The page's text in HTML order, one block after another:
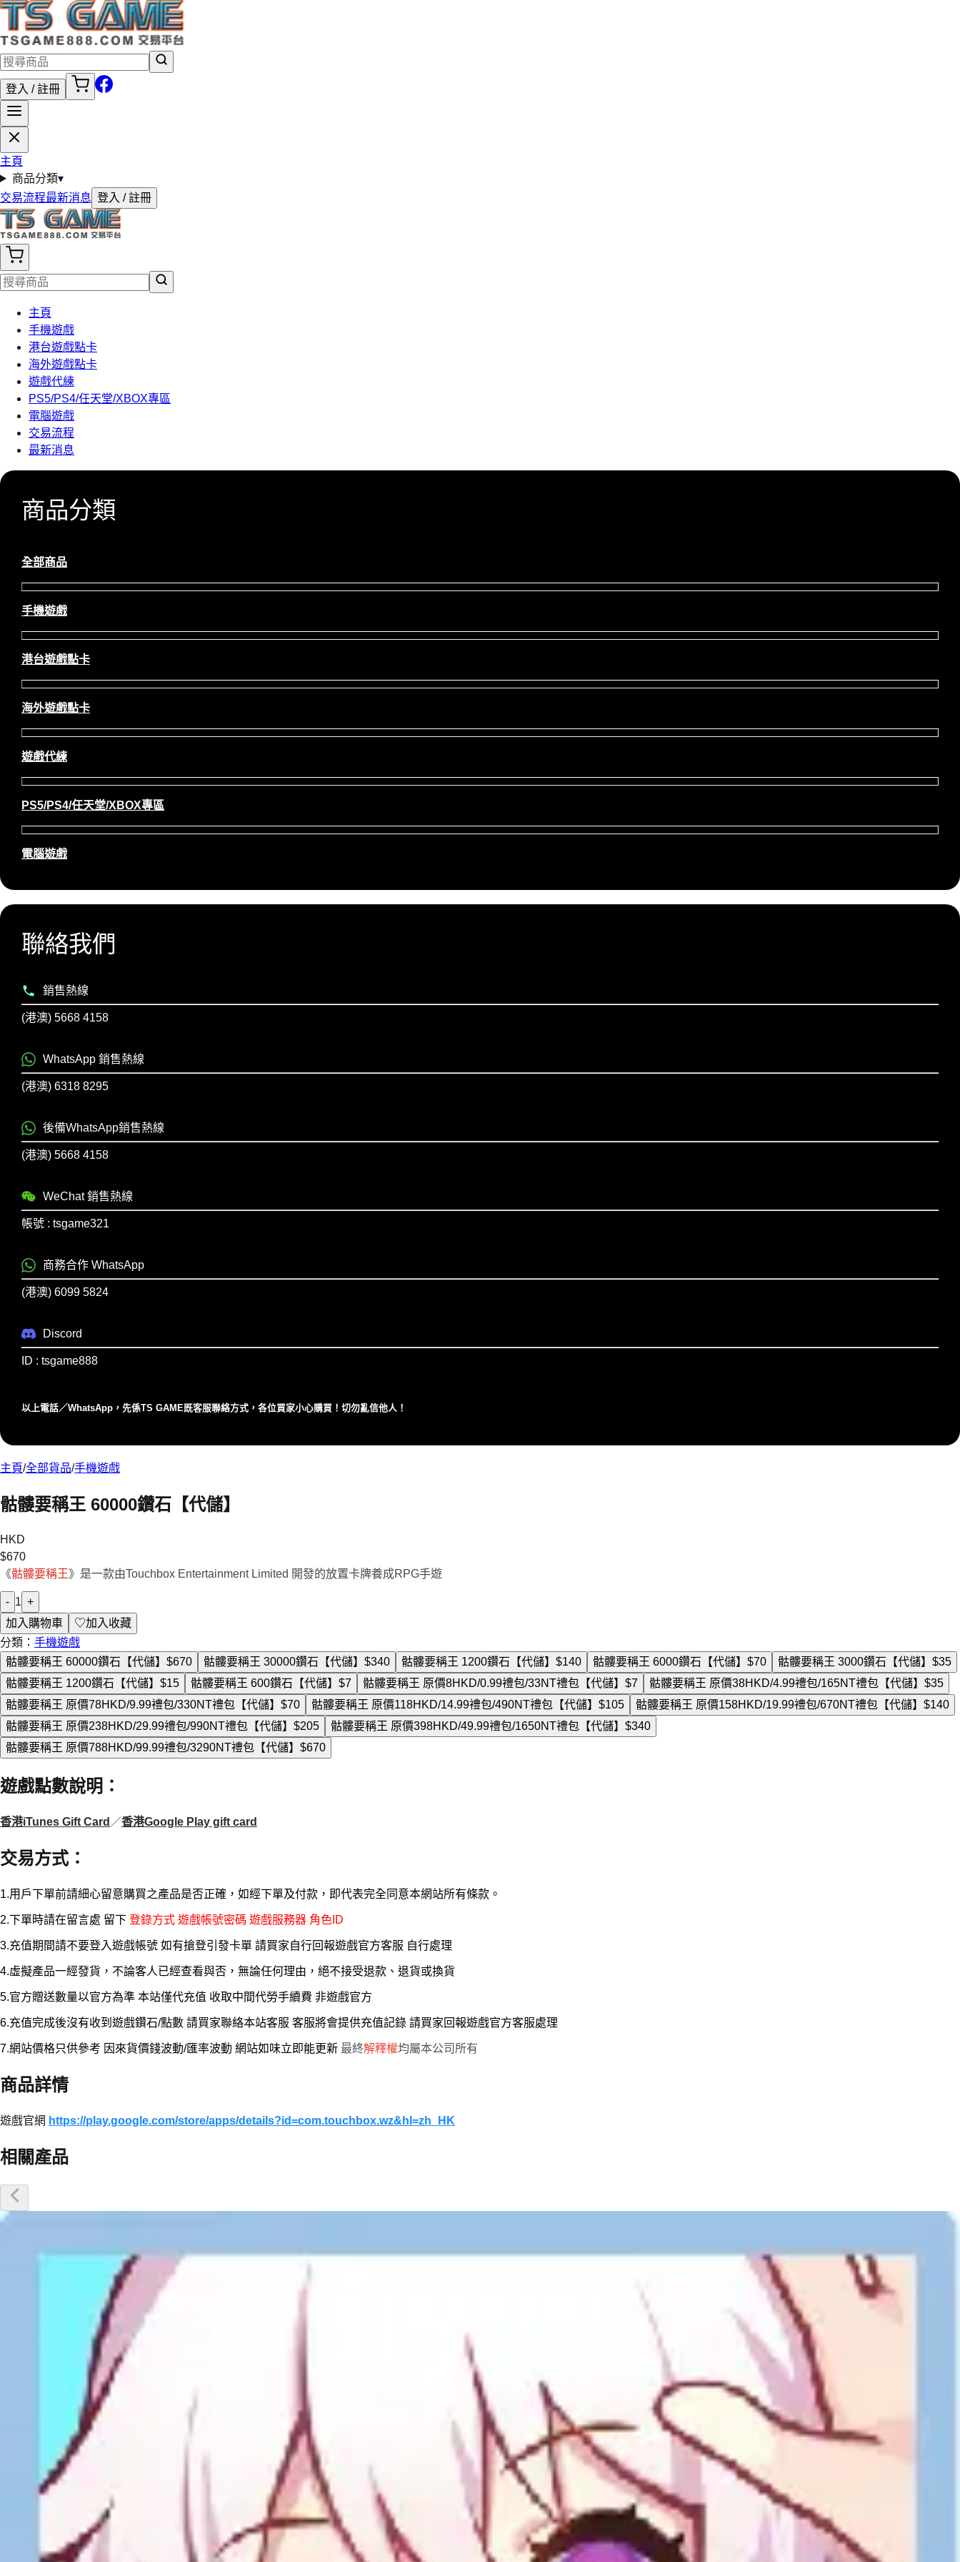
登入 / 註冊
主頁
商品分類▾
交易流程最新消息 登入 / 註冊
主頁
手機遊戲
港台遊戲點卡
海外遊戲點卡
遊戲代練
PS5/PS4/任天堂/XBOX專區
電腦遊戲
交易流程
最新消息
商品分類
全部商品
手機遊戲
港台遊戲點卡
海外遊戲點卡
遊戲代練
PS5/PS4/任天堂/XBOX專區
電腦遊戲
聯絡我們
銷售熱線
(港澳) 5668 4158
WhatsApp 銷售熱線
(港澳) 6318 8295
後備WhatsApp銷售熱線
(港澳) 5668 4158
WeChat 銷售熱線
帳號 : tsgame321
商務合作 WhatsApp
(港澳) 6099 5824
Discord
ID : tsgame888
以上電話／WhatsApp，先係TS GAME既客服聯絡⽅式，各位買家⼩⼼購買！切勿亂信他⼈！
主頁/全部貨品/手機遊戲
骷髏要稱王 60000鑽石【代儲】
HKD
$670
《骷髏要稱王》是一款由Touchbox Entertainment Limited 開發的放置卡牌養成RPG手遊
- 1 +
加入購物車
♡加入收藏
分類： 手機遊戲
骷髏要稱王 60000鑽石【代儲】 $670 骷髏要稱王 30000鑽石【代儲】 $340 骷髏要稱王 1200鑽石【代儲】 $140 骷髏要稱王 6000鑽石【代儲】 $70 骷髏要稱王 3000鑽石【代儲】 $35
骷髏要稱王 1200鑽石【代儲】 $15 骷髏要稱王 600鑽石【代儲】 $7 骷髏要稱王 原價8HKD/0.99禮包/33NT禮包【代儲】 $7 骷髏要稱王 原價38HKD/4.99禮包/165NT禮包【代儲】 $35
骷髏要稱王 原價78HKD/9.99禮包/330NT禮包【代儲】 $70 骷髏要稱王 原價118HKD/14.99禮包/490NT禮包【代儲】 $105 骷髏要稱王 原價158HKD/19.99禮包/670NT禮包【代儲】 $140
骷髏要稱王 原價238HKD/29.99禮包/990NT禮包【代儲】 $205 骷髏要稱王 原價398HKD/49.99禮包/1650NT禮包【代儲】 $340
骷髏要稱王 原價788HKD/99.99禮包/3290NT禮包【代儲】 $670
遊戲點數說明 ：
香港iTunes Gift Card ／香港Google Play gift card
交易方式：
1.用戶下單前請細心留意購買之產品是否正確，如經下單及付款，即代表完全同意本網站所有條款。
2.下單時請在留言處 留下 登錄方式 遊戲帳號密碼 遊戲服務器 角色ID
3.充值期間請不要登入遊戲帳號 如有搶登引發卡單 請買家自行回報遊戲官方客服 自行處理
4.虛擬產品一經發貨，不論客人已經查看與否，無論任何理由，絕不接受退款、退貨或換貨
5.官方贈送數量以官方為準 本站僅代充值 收取中間代勞手續費 非遊戲官方
6.充值完成後沒有收到遊戲鑽石/點數 請買家聯絡本站客服 客服將會提供充值記錄 請買家回報遊戲官方客服處理
7.網站價格只供參考 因來貨價錢波動/匯率波動 網站如味立即能更新 最終解釋權均屬本公司所有
商品詳情
遊戲官網 https://play.google.com/store/apps/details?id=com.touchbox.wz&hl=zh_HK
相關產品